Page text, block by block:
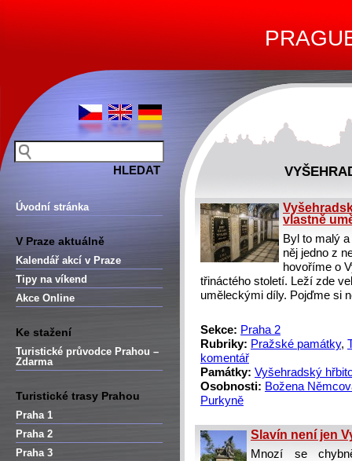
Úvodní stránka
V Praze aktuálně
Kalendář akcí v Praze
Tipy na víkend
Akce Online
Ke stažení
Turistické průvodce Prahou –
Zdarma
Turistické trasy Prahou
Praha 1
Praha 2
Praha 3
vlastně
Byl to malý
něj jedno z
hovoříme o
třináctého století. Leží zde
uměleckými díly. Pojďme si
Sekce: Praha 2
Rubriky: Pražské památky,
komentář
Památky: Vyšehradský
Osobnosti: Božena
Purkyně
Slavín není jen
Mnozí se